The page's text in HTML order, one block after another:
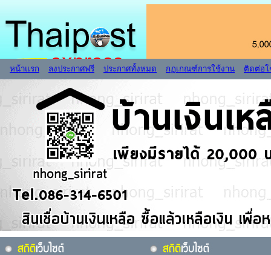
หน้าแรก ลงประกาศฟรี ประกาศทั้งหมด กฏเกณฑ์การใช้งาน ติดต่อ